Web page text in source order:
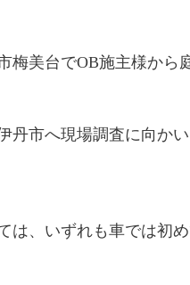
梅美台でOB施主様から
丹市へ現場調査に向か
は、いずれも車では初